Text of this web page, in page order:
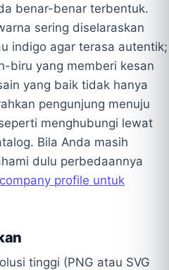
benar-benar terbentuk.
sering diselaraskan
indigo agar terasa autentik;
biru yang memberi kesan
yang baik tidak hanya
pengunjung menuju
menghubungi lewat
Bila Anda masih
dulu perbedaannya
profile untuk
tinggi (PNG atau SVG